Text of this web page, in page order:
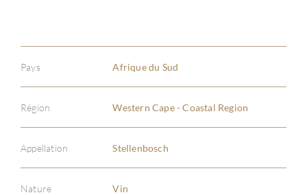
Pays Afrique du Sud
Région Western Cape - Coastal Region
Appellation Stellenbosch
Nature Vin